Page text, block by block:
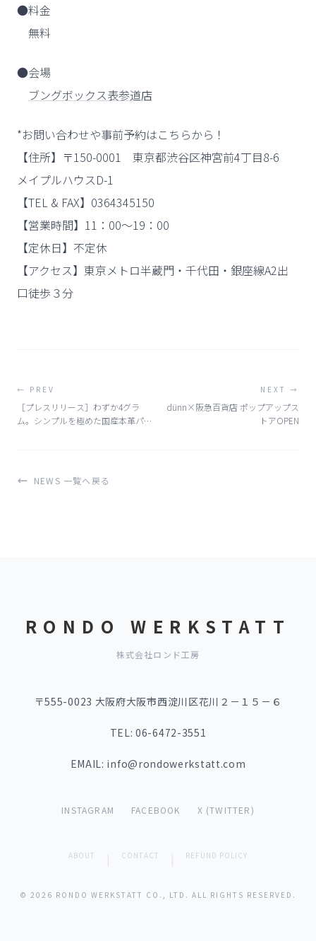
●料金
無料
●会場
ブングボックス表参道店
*お問い合わせや事前予約はこちらから！
【住所】〒150-0001 東京都渋谷区神宮前4丁目8-6
メイプルハウスD-1
【TEL & FAX】0364345150
【営業時間】11：00～19：00
【定休日】不定休
【アクセス】東京メトロ半蔵門・千代田・銀座線A2出
口徒歩３分
← PREV
［プレスリリース］わずか4グラ
ム。シンプルを極めた国産本革パス
NEXT →
dünn×阪急百貨店 ポップアップス
トアOPEN
NEWS 一覧へ戻る
RONDO WERKSTATT
株式会社ロンド工房
〒555-0023 大阪府大阪市西淀川区花川２－１５－６
TEL: 06-6472-3551
EMAIL: info@rondowerkstatt.com
INSTAGRAM FACEBOOK X (TWITTER)
ABOUT CONTACT REFUND POLICY
© 2026 RONDO WERKSTATT CO., LTD. ALL RIGHTS RESERVED.